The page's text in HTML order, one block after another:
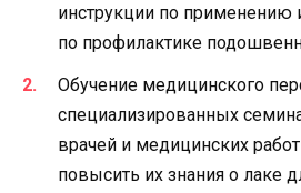
инструкции по применению
по профилактике
Обучение медицинского
специализированных
врачей и медицинских
повысить их знания о лаке